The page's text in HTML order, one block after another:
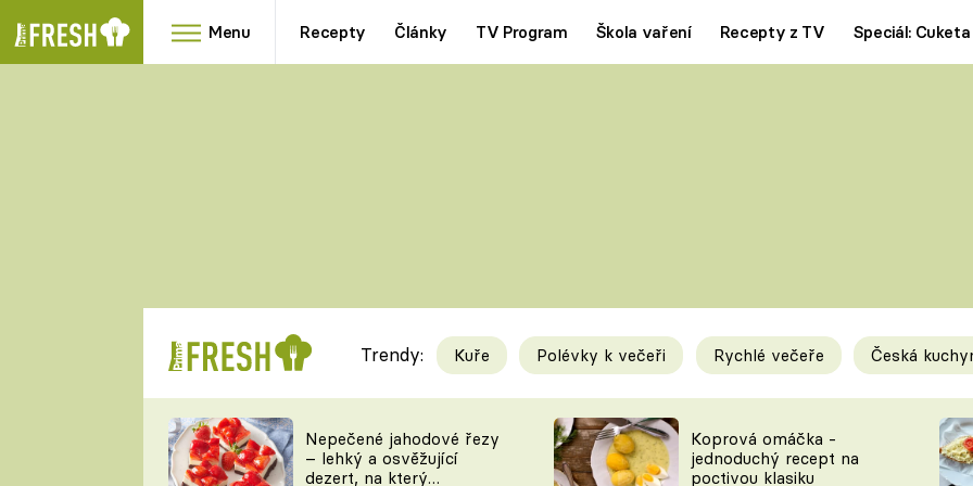
Menu Recepty Články TV Program Škola vaření Recepty z TV Speciál: Cuketa
RYCHLOVKY
Videorecepty
TEĎ VAŘÍ ŠÉF!
Tipy a triky
KAM ZA JÍDLEM
Trendy: Kuře Polévky k večeři Rychlé večeře Česká
Nepečené jahodové řezy
– lehký a osvěžující
dezert, na který
Koprová omáčka -
jednoduchý recept na
poctivou klasiku